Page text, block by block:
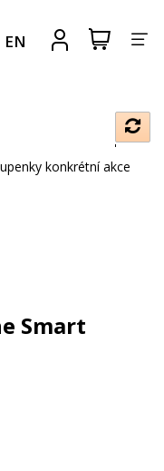
EN
Zobrazit
nákupní
data
konkrétní akce
Smart